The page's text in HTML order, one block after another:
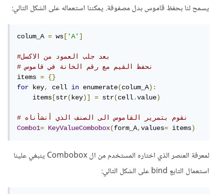
يسمح لنا بحفظ قاموس بدل مصفوفة. يمكننا استعماله على الشكل التالي:
colum_A = ws['A']
#بعد جلب العمود من الاكسل
# نحفظ القيم مع رقم الخانة في قاموس
items =
{}
for key, cell in enumerate(colum_A):
    items
[str(key)] = str(cell.value)
# نقوم بتمرير القاموس الى الصنف الذي أنشأناه
Combo1= KeyValueCombobox(form_A,values= items)
لمعرفة العنصر الذي اختاره المستخدم من ال Combobox ينبغي علينا
استعمال التابع bind على الشكل التالي: